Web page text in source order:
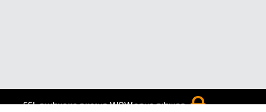
התשלום באתר WOW מאובטח בטכנולוגית SSL